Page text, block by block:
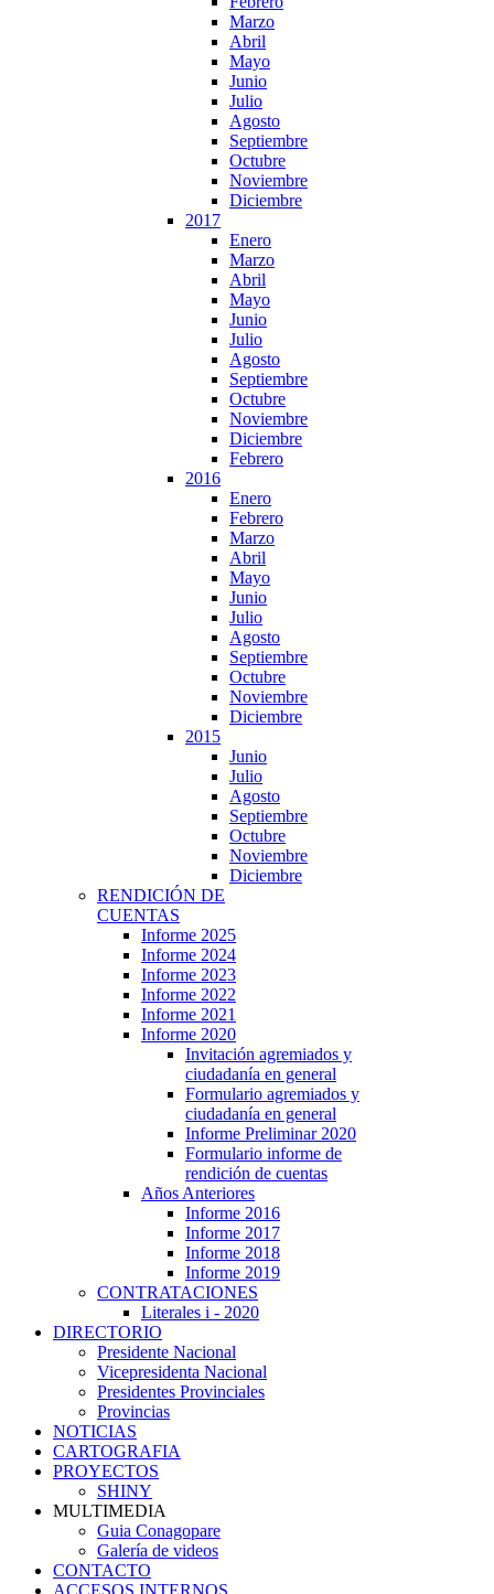
Marzo
Abril
Mayo
Junio
Julio
Agosto
Septiembre
Octubre
Noviembre
Diciembre
2017
Enero
Marzo
Abril
Mayo
Junio
Julio
Agosto
Septiembre
Octubre
Noviembre
Diciembre
Febrero
2016
Enero
Febrero
Marzo
Abril
Mayo
Junio
Julio
Agosto
Septiembre
Octubre
Noviembre
Diciembre
2015
Junio
Julio
Agosto
Septiembre
Octubre
Noviembre
Diciembre
RENDICIÓN DE
CUENTAS
Informe 2025
Informe 2024
Informe 2023
Informe 2022
Informe 2021
Informe 2020
Invitación agremiados y
ciudadanía en general
Formulario agremiados y
ciudadanía en general
Informe Preliminar 2020
Formulario informe de
rendición de cuentas
Años Anteriores
Informe 2016
Informe 2017
Informe 2018
Informe 2019
CONTRATACIONES
Literales i - 2020
DIRECTORIO
Presidente Nacional
Vicepresidenta Nacional
Presidentes Provinciales
Provincias
NOTICIAS
CARTOGRAFIA
PROYECTOS
SHINY
MULTIMEDIA
Guia Conagopare
Galería de videos
CONTACTO
ACCESOS INTERNOS